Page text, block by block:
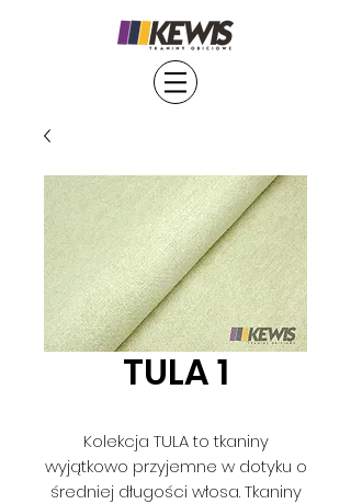
TULA 1
Kolekcja TULA to tkaniny
wyjątkowo przyjemne w dotyku o
średniej długości włosa. Tkaniny